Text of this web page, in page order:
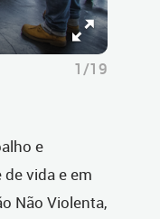
1/19
e
vida e em
Não Violenta,